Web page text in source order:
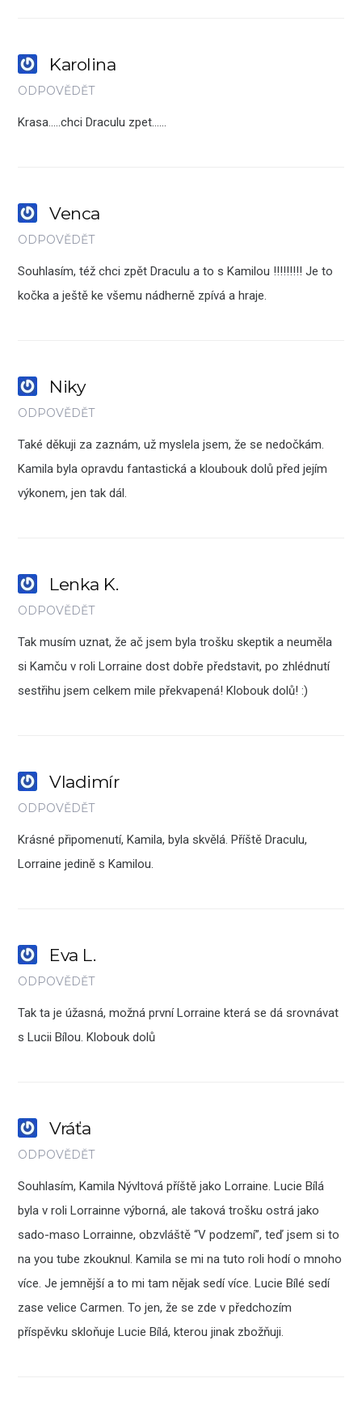
Karolina
ODPOVĚDĚT
Krasa…..chci Draculu zpet……
Venca
ODPOVĚDĚT
Souhlasím, též chci zpět Draculu a to s Kamilou !!!!!!!!! Je to
kočka a ještě ke všemu nádherně zpívá a hraje.
Niky
ODPOVĚDĚT
Také děkuji za zaznám, už myslela jsem, že se nedočkám.
Kamila byla opravdu fantastická a kloubouk dolů před jejím
výkonem, jen tak dál.
Lenka K.
ODPOVĚDĚT
Tak musím uznat, že ač jsem byla trošku skeptik a neuměla
si Kamču v roli Lorraine dost dobře představit, po zhlédnutí
sestřihu jsem celkem mile překvapená! Klobouk dolů! :)
Vladimír
ODPOVĚDĚT
Krásné připomenutí, Kamila, byla skvělá. Příště Draculu,
Lorraine jedině s Kamilou.
Eva L.
ODPOVĚDĚT
Tak ta je úžasná, možná první Lorraine která se dá srovnávat
s Lucii Bílou. Klobouk dolů
Vráťa
ODPOVĚDĚT
Souhlasím, Kamila Nývltová příště jako Lorraine. Lucie Bílá
byla v roli Lorrainne výborná, ale taková trošku ostrá jako
sado-maso Lorrainne, obzvláště “V podzemí”, teď jsem si to
na you tube zkouknul. Kamila se mi na tuto roli hodí o mnoho
více. Je jemnější a to mi tam nějak sedí více. Lucie Bílé sedí
zase velice Carmen. To jen, že se zde v předchozím
příspěvku skloňuje Lucie Bílá, kterou jinak zbožňuji.